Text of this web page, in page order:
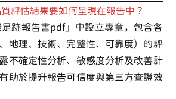
評估結果要如何呈現在報告中？
跡報告書pdf」中設立專章，包含各
地理、技術、完整性、可靠度）的評
不確定性分析、敏感度分析及改善計
助於提升報告可信度與第三方查證效